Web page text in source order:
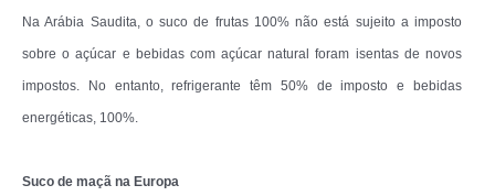
Na Arábia Saudita, o suco de frutas 100% não está sujeito a imposto
sobre o açúcar e bebidas com açúcar natural foram isentas de novos
impostos. No entanto, refrigerante têm 50% de imposto e bebidas
energéticas, 100%.
Suco de maçã na Europa